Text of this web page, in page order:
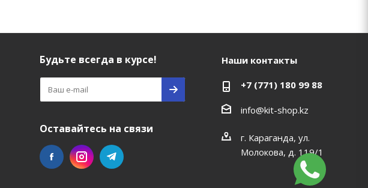
Будьте всегда в курсе!
Оставайтесь на связи
Наши контакты
+7 (771) 180 99 88
info@kit-shop.kz
г. Караганда, ул.
Молокова, д. 119/1